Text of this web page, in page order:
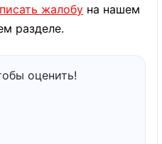
жалобу на нашем
разделе.
оценить!